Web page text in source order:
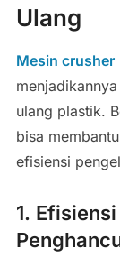
Ulang
Mesin crusher
ulang plastik.
bisa
efisiensi
1.